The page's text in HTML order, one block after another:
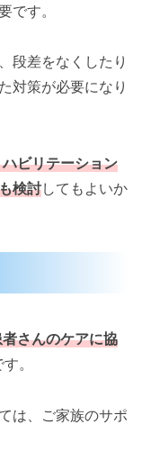
です。
段差をなくしたり
対策が必要になり
ビリテーション
検討してもよいか
さんのケアに協
。
は、ご家族のサポ